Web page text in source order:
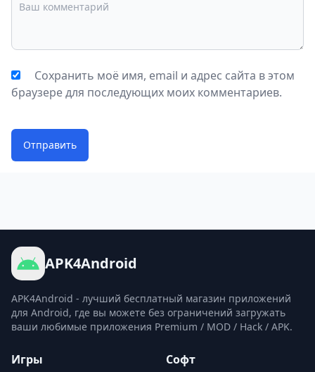
Сохранить моё имя, email и адрес сайта в этом
браузере для последующих моих комментариев.
Отправить
APK4Android
APK4Android - лучший бесплатный магазин приложений
для Android, где вы можете без ограничений загружать
ваши любимые приложения Premium / MOD / Hack / APK.
Игры Софт